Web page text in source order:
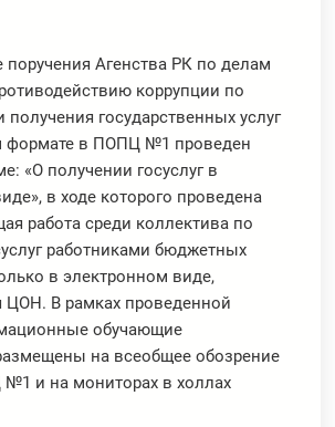
поручения Агенства РК по делам
коррупции по
получения государственных услуг
формате в ПОПЦ №1 проведен
«О получении госуслуг в
в ходе которого проведена
работа среди коллектива по
работниками бюджетных
в электронном виде,
ЦОН. В рамках проведенной
обучающие
на всеобщее обозрение
и на мониторах в холлах